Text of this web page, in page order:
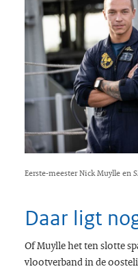
Eerste-meester Nick Muylle en
Daar ligt
Of Muylle het ten slotte
vlootverband in de